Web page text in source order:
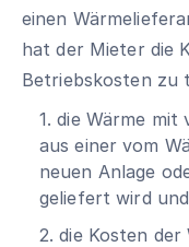
einen
hat der Mieter die
Betriebskosten zu
1. die Wärme
aus einer vom
neuen Anlage
geliefert wird und
2. die Kosten